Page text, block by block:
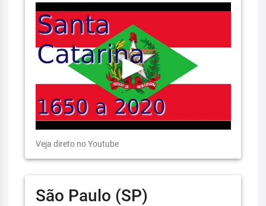
Veja direto no Youtube
São Paulo (SP)